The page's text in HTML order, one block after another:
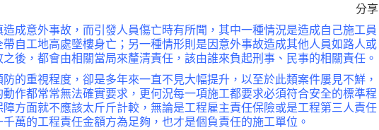
分享
成意外事故，而引發人員傷亡時有所聞，其中一種情況是造成自己施工員
自工地高處墜樓身亡；另一種情形則是因意外事故造成其他人員如路人或
後，都會由相關當局來釐清責任，該由誰來負起刑事、民事的相關責任。
的重視程度，卻是多年來一直不見大幅提升，以至於此類案件屢見不鮮，
作都常常無法確實要求，更何況每一項施工都要求必須符合安全的標準程
方面就不應該太斤斤計較，無論是工程雇主責任保險或是工程第三人責任
萬的工程責任金額方為足夠，也才是個負責任的施工單位。